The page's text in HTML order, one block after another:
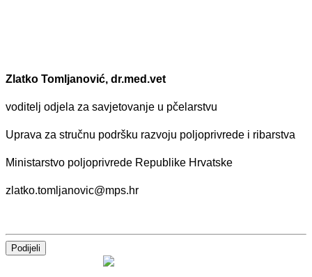
Zlatko Tomljanović, dr.med.vet
voditelj odjela za savjetovanje u pčelarstvu
Uprava za stručnu podršku razvoju poljoprivrede i ribarstva
Ministarstvo poljoprivrede Republike Hrvatske
zlatko.tomljanovic@mps.hr
Podijeli